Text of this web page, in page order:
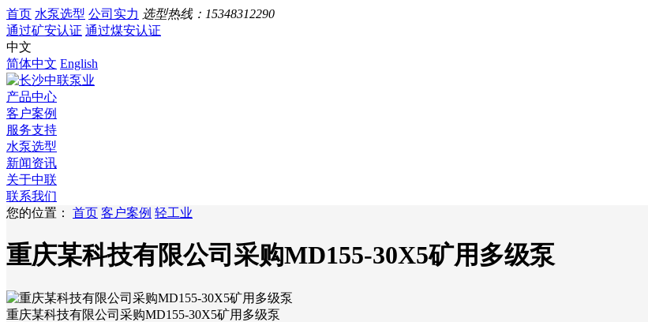
首页 水泵选型 公司实力 选型热线： 15348312290
通过矿安认证 通过煤安认证
中文
简体中文 English
产品中心
客户案例
服务支持
水泵选型
新闻资讯
关于中联
联系我们
您的位置： 首页 客户案例 轻工业
重庆某科技有限公司采购MD155-30X5矿用多级泵
重庆某科技有限公司采购MD155-30X5矿用多级泵